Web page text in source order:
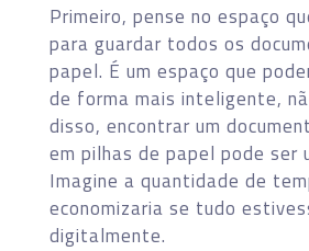
Primeiro, pense no espaço
para guardar todos os
papel. É um espaço que
de forma mais inteligente,
disso, encontrar um
em pilhas de papel pode ser
Imagine a quantidade de
economizaria se tudo
digitalmente.